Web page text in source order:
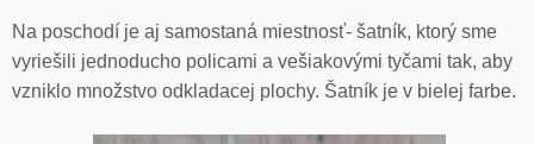
Na poschodí je aj samostaná miestnosť- šatník, ktorý sme
vyriešili jednoducho policami a vešiakovými tyčami tak, aby
vzniklo množstvo odkladacej plochy. Šatník je v bielej farbe.